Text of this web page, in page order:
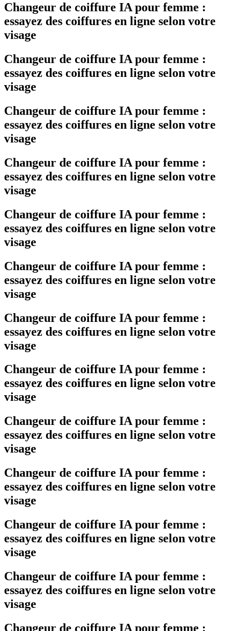
Changeur de coiffure IA pour femme :
essayez des coiffures en ligne selon votre
visage
Changeur de coiffure IA pour femme :
essayez des coiffures en ligne selon votre
visage
Changeur de coiffure IA pour femme :
essayez des coiffures en ligne selon votre
visage
Changeur de coiffure IA pour femme :
essayez des coiffures en ligne selon votre
visage
Changeur de coiffure IA pour femme :
essayez des coiffures en ligne selon votre
visage
Changeur de coiffure IA pour femme :
essayez des coiffures en ligne selon votre
visage
Changeur de coiffure IA pour femme :
essayez des coiffures en ligne selon votre
visage
Changeur de coiffure IA pour femme :
essayez des coiffures en ligne selon votre
visage
Changeur de coiffure IA pour femme :
essayez des coiffures en ligne selon votre
visage
Changeur de coiffure IA pour femme :
essayez des coiffures en ligne selon votre
visage
Changeur de coiffure IA pour femme :
essayez des coiffures en ligne selon votre
visage
Changeur de coiffure IA pour femme :
essayez des coiffures en ligne selon votre
visage
Changeur de coiffure IA pour femme :